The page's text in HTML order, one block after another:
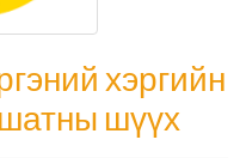
хэргийн
шүүх